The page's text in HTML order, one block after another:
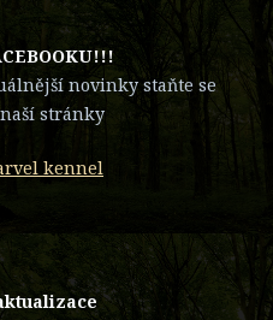
novinky staňte se
stránky
kennel